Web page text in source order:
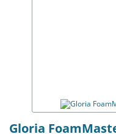
Gloria